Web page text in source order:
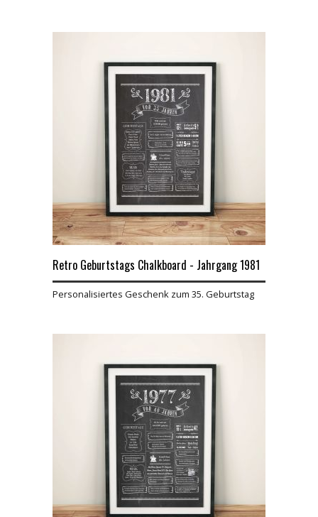
Retro Geburtstags Chalkboard - Jahrgang 1981
Personalisiertes Geschenk zum 35. Geburtstag